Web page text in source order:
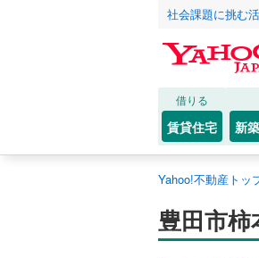
社会課題に挑む
借りる
賃貸住宅 新
Yahoo!不動産トッ
豊田市柿